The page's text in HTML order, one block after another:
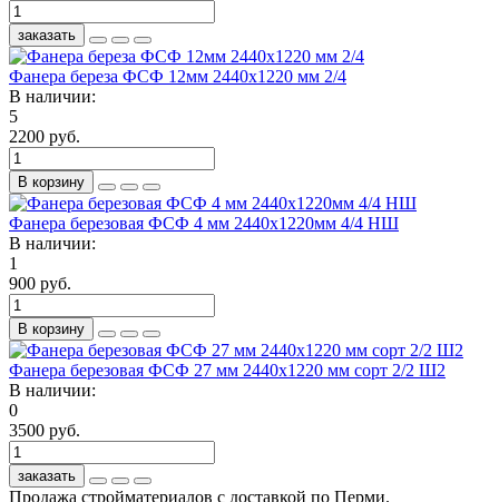
заказать
Фанера береза ФСФ 12мм 2440x1220 мм 2/4
В наличии:
5
2200 руб.
В корзину
Фанера березовая ФСФ 4 мм 2440х1220мм 4/4 НШ
В наличии:
1
900 руб.
В корзину
Фанера березовая ФСФ 27 мм 2440x1220 мм сорт 2/2 Ш2
В наличии:
0
3500 руб.
заказать
Продажа стройматериалов с доставкой по Перми.